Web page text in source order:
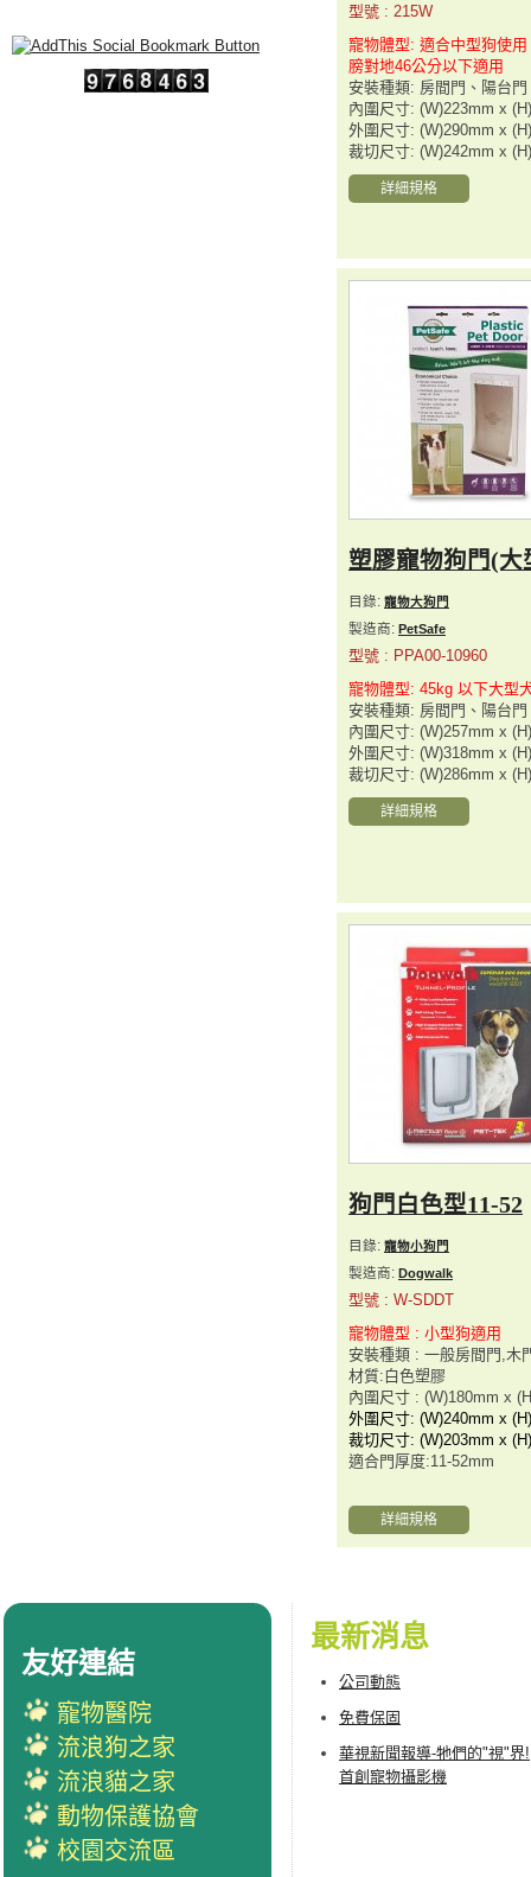
型號 : 215W
寵物體型: 適合中型狗使
膀對地46公分以下適用
安裝種類: 房間門、陽台門
內圍尺寸: (W)223mm x
外圍尺寸: (W)290mm x
裁切尺寸: (W)242mm x
詳細規格
塑膠寵物狗門(大
目錄: 寵物大狗門
製造商: PetSafe
型號 : PPA00-10960
寵物體型: 45kg 以下大型
安裝種類: 房間門、陽台
內圍尺寸: (W)257mm x
外圍尺寸: (W)318mm x
裁切尺寸: (W)286mm x
詳細規格
狗門白色型11-52
目錄: 寵物小狗門
製造商: Dogwalk
型號 : W-SDDT
寵物體型 : 小型狗適用
安裝種類 : 一般房間門,木
材質:白色塑膠
內圍尺寸 : (W)180mm x
外圍尺寸: (W)240mm x
裁切尺寸: (W)203mm x
適合門厚度:11-52mm
詳細規格
最新消息
公司動態
免費保固
華視新聞報導-牠們的"視"界!
首創寵物攝影機
友好連結
寵物醫院
流浪狗之家
流浪貓之家
動物保護協會
校園交流區